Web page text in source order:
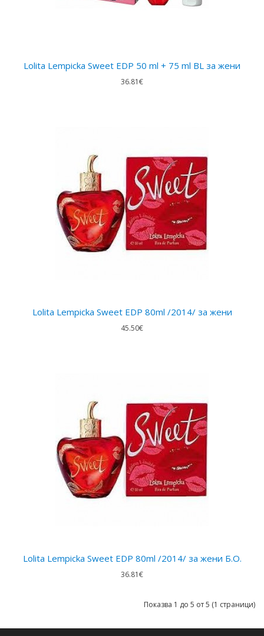
Lolita Lempicka Sweet EDP 50 ml + 75 ml BL за жени
36.81€
Lolita Lempicka Sweet EDP 80ml /2014/ за жени
45.50€
Lolita Lempicka Sweet EDP 80ml /2014/ за жени Б.О.
36.81€
Показва 1 до 5 от 5 (1 страници)